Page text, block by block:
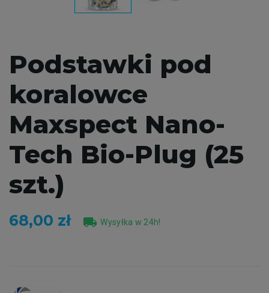
Podstawki pod
koralowce
Maxspect Nano-
Tech Bio-Plug (25
szt.)
68,00 zł local_shipping Wysyłka w 24h!